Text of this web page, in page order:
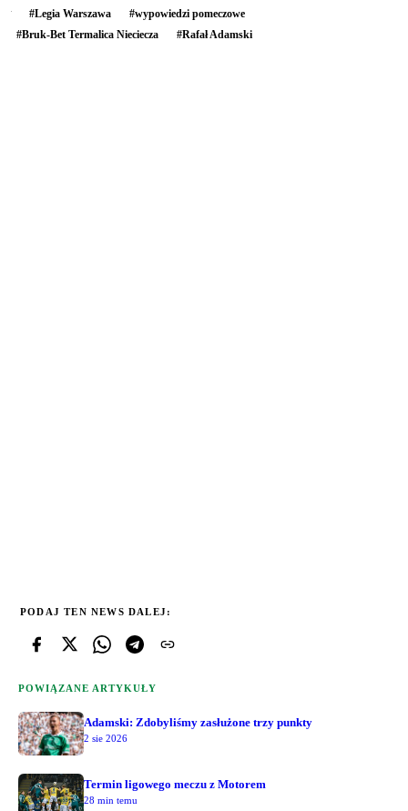
#Legia Warszawa #wypowiedzi pomeczowe
#Bruk-Bet Termalica Nieciecza #Rafał Adamski
PODAJ TEN NEWS DALEJ:
POWIĄZANE ARTYKUŁY
Adamski: Zdobyliśmy zasłużone trzy punkty
2 sie 2026
Termin ligowego meczu z Motorem
28 min temu